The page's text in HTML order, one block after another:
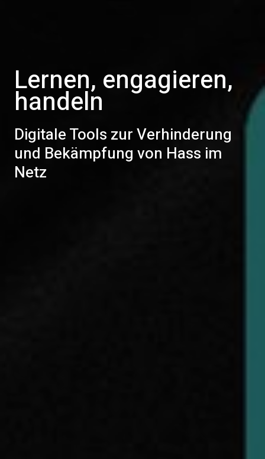
Lernen, engagieren,
handeln
Digitale Tools zur Verhinderung
und Bekämpfung von Hass im
Netz